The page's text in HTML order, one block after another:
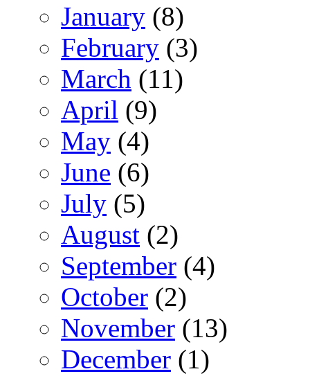
January (8)
February (3)
March (11)
April (9)
May (4)
June (6)
July (5)
August (2)
September (4)
October (2)
November (13)
December (1)